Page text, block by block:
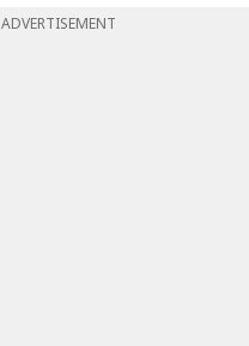
ADVERTISEMENT